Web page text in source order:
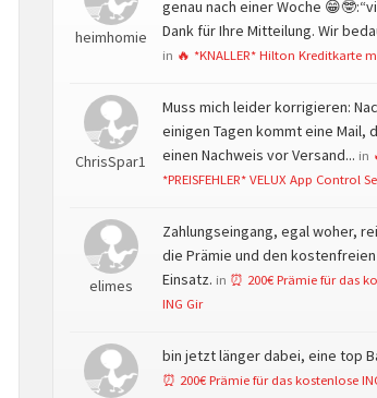
heimhomie
genau nach einer Woche
Dank für Ihre Mitteilung. Wir
in 🔥 *KNALLER* Hilton Kreditkarte
ChrisSpar1
Muss mich leider korrigieren:
einigen Tagen kommt eine Mail,
einen Nachweis vor Versand... in
*PREISFEHLER* VELUX App Control
elimes
Zahlungseingang, egal woher,
die Prämie und den kostenfreien
Einsatz. in ⏰ 200€ Prämie für das
ING Gir
bin jetzt länger dabei, eine top
⏰ 200€ Prämie für das kostenlose